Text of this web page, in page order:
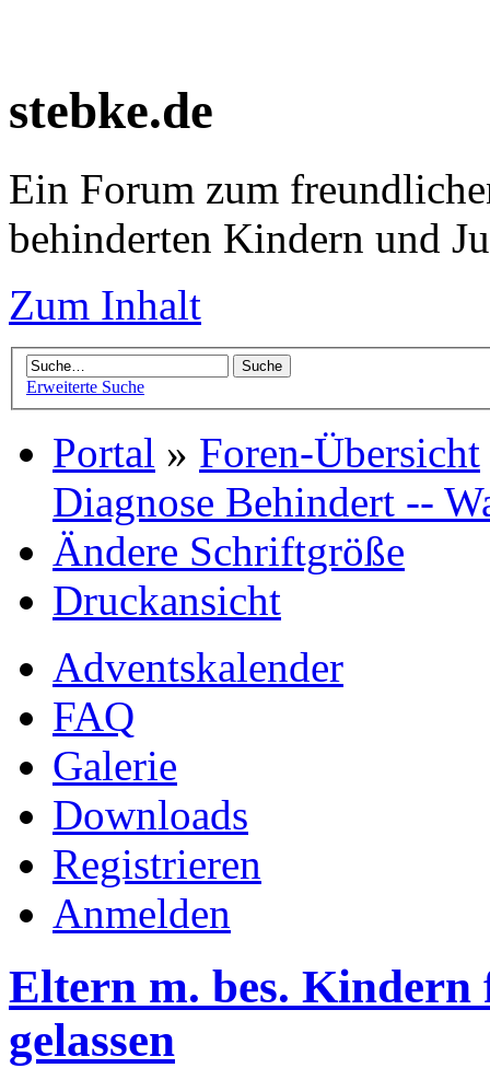
stebke.de
Ein Forum zum
behinderten Kindern und
Zum Inhalt
Erweiterte Suche
Portal » Foren-Übersicht
Diagnose Behindert --
Ändere Schriftgröße
Druckansicht
Adventskalender
FAQ
Galerie
Downloads
Registrieren
Anmelden
Eltern m. bes. Kindern
gelassen